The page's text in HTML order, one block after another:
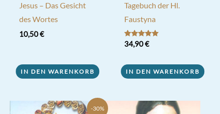
Jesus – Das Gesicht
des Wortes
10,50€
IN DEN WARENKORB
Tagebuch der Hl.
Faustyna
Bewertet mit
5.00
34,90€
IN DEN WARENKORB
-30%